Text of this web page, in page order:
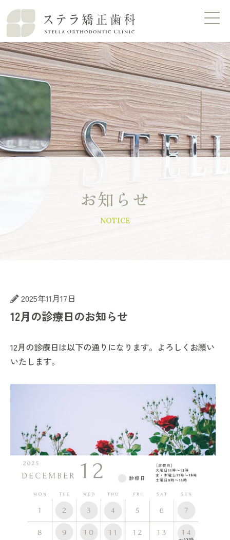
お知らせ
NOTICE
2025年11月17日
12月の診療日のお知らせ
12月の診療日は以下の通りになります。よろしくお願い
いたします。